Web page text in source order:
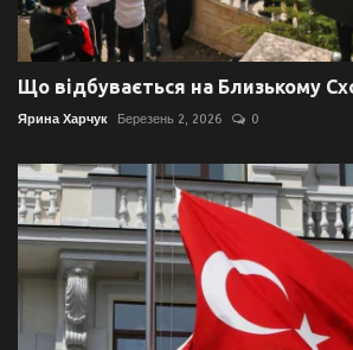
Що відбувається на Близькому
Ярина Харчук Березень 2, 2026 0